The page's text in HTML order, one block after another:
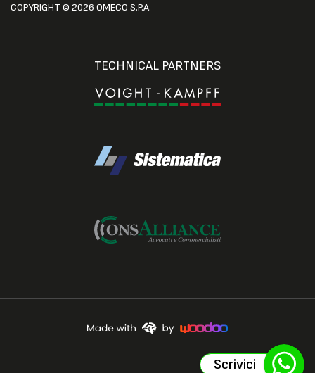
COPYRIGHT © 2026 OMECO S.P.A.
TECHNICAL PARTNERS
Scrivici